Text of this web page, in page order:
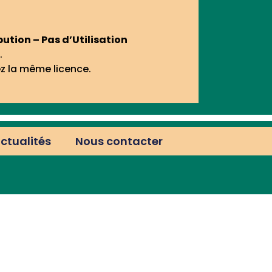
– Pas d’Utilisation
.
la même licence.
Nous contacter